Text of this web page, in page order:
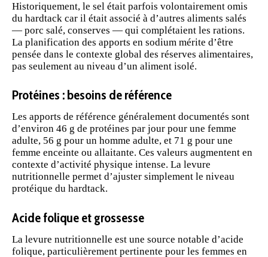
Historiquement, le sel était parfois volontairement omis
du hardtack car il était associé à d’autres aliments salés
— porc salé, conserves — qui complétaient les rations.
La planification des apports en sodium mérite d’être
pensée dans le contexte global des réserves alimentaires,
pas seulement au niveau d’un aliment isolé.
Protéines : besoins de référence
Les apports de référence généralement documentés sont
d’environ 46 g de protéines par jour pour une femme
adulte, 56 g pour un homme adulte, et 71 g pour une
femme enceinte ou allaitante. Ces valeurs augmentent en
contexte d’activité physique intense. La levure
nutritionnelle permet d’ajuster simplement le niveau
protéique du hardtack.
Acide folique et grossesse
La levure nutritionnelle est une source notable d’acide
folique, particulièrement pertinente pour les femmes en